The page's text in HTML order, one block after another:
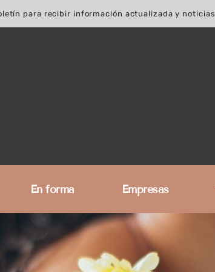
para recibir información actualizada y noticias
En forma Empresas